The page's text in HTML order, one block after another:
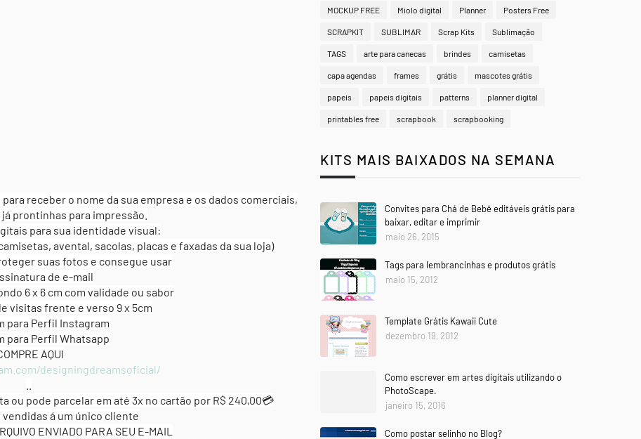
para receber o nome da sua empresa e os dados comerciais,
prontinhas para impressão.
para sua identidade visual:
avental, sacolas, placas e faxadas da sua loja)
suas fotos e consegue usar
de e-mail
6 x 6 cm com validade ou sabor
visitas frente e verso 9 x 5cm
para Perfil Instagram
para Perfil Whatsapp
AQUI
designingdreamsoficial/
ou pode parcelar em até 3x no cartão por R$ 240,00💳
á um único cliente
ENVIADO PARA SEU E-MAIL
MOCKUP FREE Miolo digital Planner Posters Free
SCRAPKIT SUBLIMAR Scrap Kits Sublimação
TAGS arte para canecas brindes camisetas
capa agendas frames grátis mascotes grátis
papeis papeis digitais patterns planner digital
printables free scrapbook scrapbooking
KITS MAIS BAIXADOS NA SEMANA
Convites para Chá de Bebê editáveis grátis para
baixar, editar e imprimir
maio 26, 2015
Tags para lembrancinhas e produtos grátis
maio 15, 2012
Template Grátis Kawaii Cute
dezembro 19, 2012
Como escrever em artes digitais utilizando o
PhotoScape.
janeiro 15, 2016
Como postar selinho no Blog?